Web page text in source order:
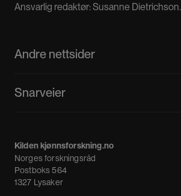
Ansvarlig redaktør: Susanne Dietrichson.
Andre nettsider
Kvinnehistorie.no
Snarveier
Nyheter
Nyhetsbrev
Kilden kjønnsforskning.no
Norges forskningsråd
Postboks 564
1327 Lysaker